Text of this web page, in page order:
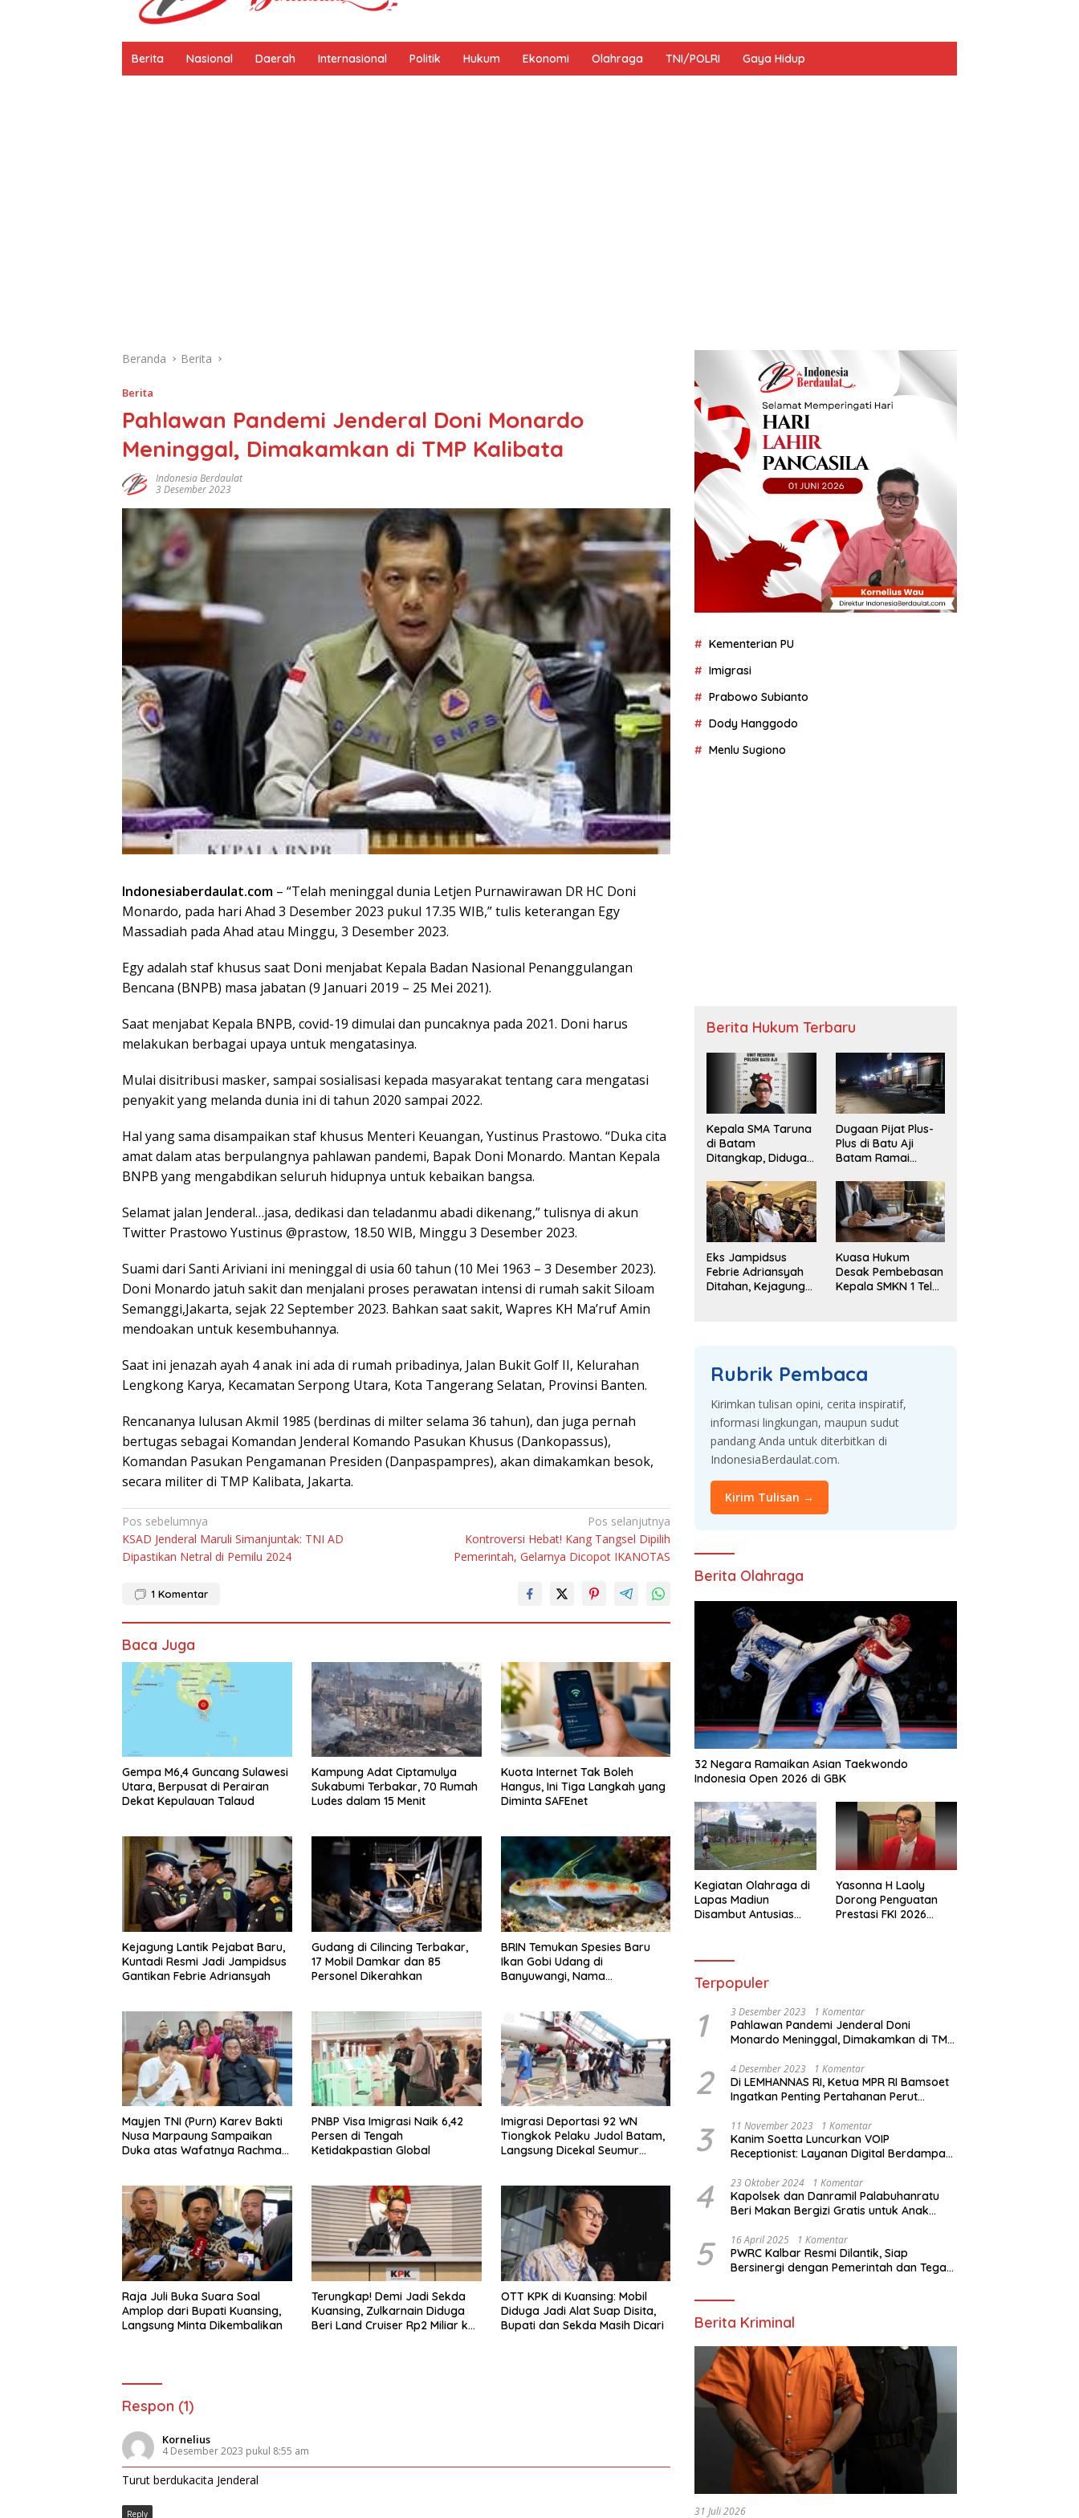
Berita Nasional Daerah Internasional Politik Hukum Ekonomi Olahraga TNI/POLRI Gaya Hidup
Beranda Berita
Berita
Pahlawan Pandemi Jenderal Doni Monardo
Meninggal, Dimakamkan di TMP Kalibata
Indonesia Berdaulat
3 Desember 2023
Indonesiaberdaulat.com – “Telah meninggal dunia Letjen Purnawirawan DR HC Doni
Monardo, pada hari Ahad 3 Desember 2023 pukul 17.35 WIB,” tulis keterangan Egy
Massadiah pada Ahad atau Minggu, 3 Desember 2023.
Egy adalah staf khusus saat Doni menjabat Kepala Badan Nasional Penanggulangan
Bencana (BNPB) masa jabatan (9 Januari 2019 – 25 Mei 2021).
Saat menjabat Kepala BNPB, covid-19 dimulai dan puncaknya pada 2021. Doni harus
melakukan berbagai upaya untuk mengatasinya.
Mulai disitribusi masker, sampai sosialisasi kepada masyarakat tentang cara mengatasi
penyakit yang melanda dunia ini di tahun 2020 sampai 2022.
Hal yang sama disampaikan staf khusus Menteri Keuangan, Yustinus Prastowo. “Duka cita
amat dalam atas berpulangnya pahlawan pandemi, Bapak Doni Monardo. Mantan Kepala
BNPB yang mengabdikan seluruh hidupnya untuk kebaikan bangsa.
Selamat jalan Jenderal…jasa, dedikasi dan teladanmu abadi dikenang,” tulisnya di akun
Twitter Prastowo Yustinus @prastow, 18.50 WIB, Minggu 3 Desember 2023.
Suami dari Santi Ariviani ini meninggal di usia 60 tahun (10 Mei 1963 – 3 Desember 2023).
Doni Monardo jatuh sakit dan menjalani proses perawatan intensi di rumah sakit Siloam
Semanggi,Jakarta, sejak 22 September 2023. Bahkan saat sakit, Wapres KH Ma’ruf Amin
mendoakan untuk kesembuhannya.
Saat ini jenazah ayah 4 anak ini ada di rumah pribadinya, Jalan Bukit Golf II, Kelurahan
Lengkong Karya, Kecamatan Serpong Utara, Kota Tangerang Selatan, Provinsi Banten.
Rencananya lulusan Akmil 1985 (berdinas di milter selama 36 tahun), dan juga pernah
bertugas sebagai Komandan Jenderal Komando Pasukan Khusus (Dankopassus),
Komandan Pasukan Pengamanan Presiden (Danpaspampres), akan dimakamkan besok,
secara militer di TMP Kalibata, Jakarta.
Navigasi
pos
Pos sebelumnya
KSAD Jenderal Maruli Simanjuntak: TNI AD
Dipastikan Netral di Pemilu 2024
Pos selanjutnya
Kontroversi Hebat! Kang Tangsel Dipilih
Pemerintah, Gelarnya Dicopot IKANOTAS
1 Komentar
Baca Juga
Gempa M6,4 Guncang Sulawesi
Utara, Berpusat di Perairan
Dekat Kepulauan Talaud
Kampung Adat Ciptamulya
Sukabumi Terbakar, 70 Rumah
Ludes dalam 15 Menit
Kuota Internet Tak Boleh
Hangus, Ini Tiga Langkah yang
Diminta SAFEnet
Kejagung Lantik Pejabat Baru,
Kuntadi Resmi Jadi Jampidsus
Gantikan Febrie Adriansyah
Gudang di Cilincing Terbakar,
17 Mobil Damkar dan 85
Personel Dikerahkan
BRIN Temukan Spesies Baru
Ikan Gobi Udang di
Banyuwangi, Nama
Mayjen TNI (Purn) Karev Bakti
Nusa Marpaung Sampaikan
Duka atas Wafatnya Rachmat
PNBP Visa Imigrasi Naik 6,42
Persen di Tengah
Ketidakpastian Global
Imigrasi Deportasi 92 WN
Tiongkok Pelaku Judol Batam,
Langsung Dicekal Seumur
Raja Juli Buka Suara Soal
Amplop dari Bupati Kuansing,
Langsung Minta Dikembalikan
Terungkap! Demi Jadi Sekda
Kuansing, Zulkarnain Diduga
Beri Land Cruiser Rp2 Miliar ke
OTT KPK di Kuansing: Mobil
Diduga Jadi Alat Suap Disita,
Bupati dan Sekda Masih Dicari
Respon (1)
Kornelius
4 Desember 2023 pukul 8:55 am
Turut berdukacita Jenderal
Reply
Kementerian PU
Imigrasi
Prabowo Subianto
Dody Hanggodo
Menlu Sugiono
Berita Hukum Terbaru
Kepala SMA Taruna
di Batam
Ditangkap, Diduga
Sekolah Rp143 Juta
Dugaan Pijat Plus-
Plus di Batu Aji
Batam Ramai
Desak Penyelidikan
Eks Jampidsus
Febrie Adriansyah
Ditahan, Kejagung
Kuasa Hukum
Desak Pembebasan
Kepala SMKN 1 Teluk
Rubrik Pembaca
Kirimkan tulisan opini, cerita inspiratif,
informasi lingkungan, maupun sudut
pandang Anda untuk diterbitkan di
IndonesiaBerdaulat.com.
Kirim Tulisan →
Berita Olahraga
32 Negara Ramaikan Asian Taekwondo
Indonesia Open 2026 di GBK
Kegiatan Olahraga di
Lapas Madiun
Disambut Antusias
Yasonna H Laoly
Dorong Penguatan
Prestasi FKI 2026
Terpopuler
1 3 Desember 2023 1 Komentar
Pahlawan Pandemi Jenderal Doni
Monardo Meninggal, Dimakamkan di TMP
2 4 Desember 2023 1 Komentar
Di LEMHANNAS RI, Ketua MPR RI Bamsoet
Ingatkan Penting Pertahanan Perut
3 11 November 2023 1 Komentar
Kanim Soetta Luncurkan VOIP
Receptionist: Layanan Digital Berdampak
4 23 Oktober 2024 1 Komentar
Kapolsek dan Danramil Palabuhanratu
Beri Makan Bergizi Gratis untuk Anak
5 16 April 2025 1 Komentar
PWRC Kalbar Resmi Dilantik, Siap
Bersinergi dengan Pemerintah dan Tegas
Berita Kriminal
31 Juli 2026